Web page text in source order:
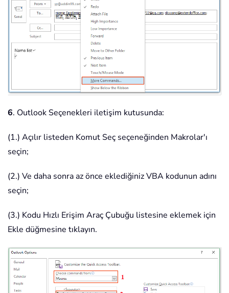
6. Outlook Seçenekleri iletişim kutusunda:
(1.) Açılır listeden Komut Seç seçeneğinden Makrolar'ı
seçin;
(2.) Ve daha sonra az önce eklediğiniz VBA kodunun adını
seçin;
(3.) Kodu Hızlı Erişim Araç Çubuğu listesine eklemek için
Ekle düğmesine tıklayın.